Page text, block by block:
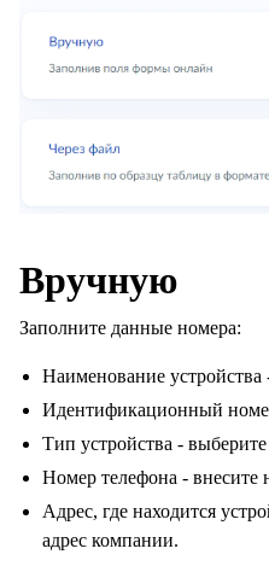
Вручную
Заполните данные номера:
Наименование
Идентификационный
Тип устройства -
Номер телефона - внесите
Адрес, где находится
адрес компании.